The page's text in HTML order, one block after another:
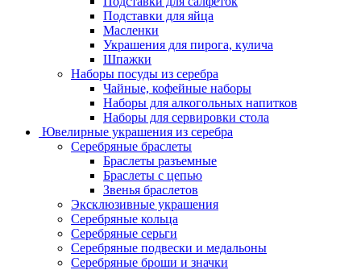
Подставки для яйца
Масленки
Украшения для пирога, кулича
Шпажки
Наборы посуды из серебра
Чайные, кофейные наборы
Наборы для алкогольных напитков
Наборы для сервировки стола
Ювелирные украшения из серебра
Серебряные браслеты
Браслеты разъемные
Браслеты с цепью
Звенья браслетов
Эксклюзивные украшения
Серебряные кольца
Серебряные серьги
Серебряные подвески и медальоны
Серебряные броши и значки